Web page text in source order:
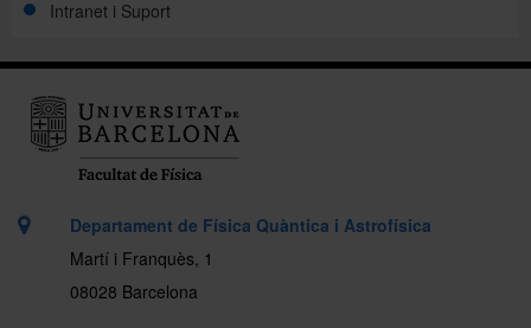
Intranet i Suport
Departament de Física Quàntica i Astrofísica
Martí i Franquès, 1
08028 Barcelona